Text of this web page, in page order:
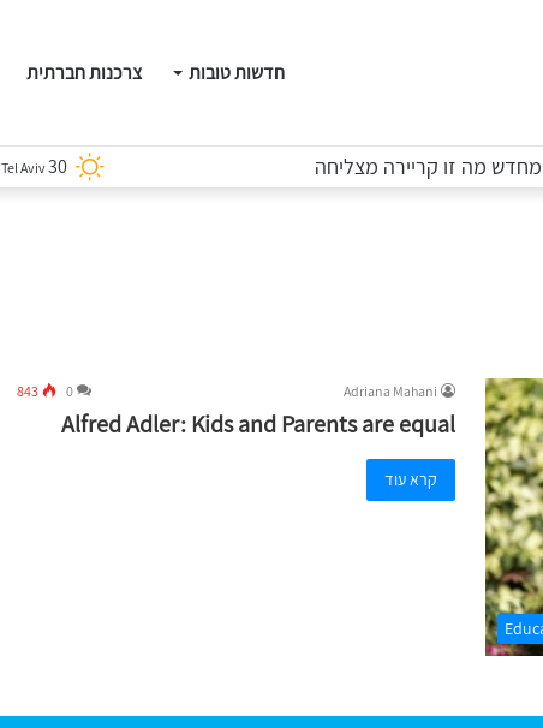
חדשות טובות צרכנות חברתית
מה זו קריירה מצליחה Tel Aviv30
Adriana Mahani
0
843
Alfred Adler: Kids and Parents are equal
קרא עוד